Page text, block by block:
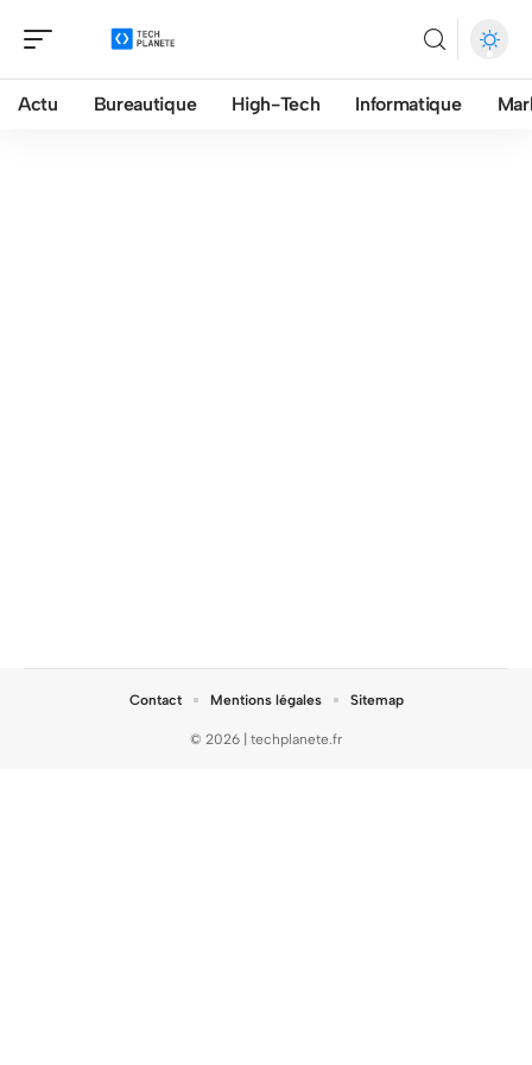
Actu Bureautique High-Tech Informatique
© 2026 | techplanete.fr
Contact Mentions légales Sitemap